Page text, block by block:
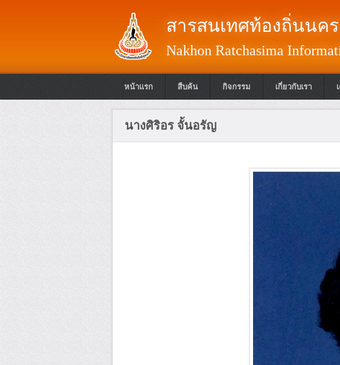
สารสนเทศท้องถิ่นนค
Nakhon Ratchasima
หน้าแรก สืบค้น กิจกรรม เกี่ยวกับเรา
นางศิริอร จั้นอรัญ